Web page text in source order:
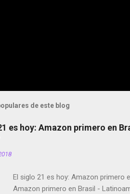
de este blog
es hoy: Amazon primero en
El siglo 21 es hoy: Amazon primero
Amazon primero en Brasil -